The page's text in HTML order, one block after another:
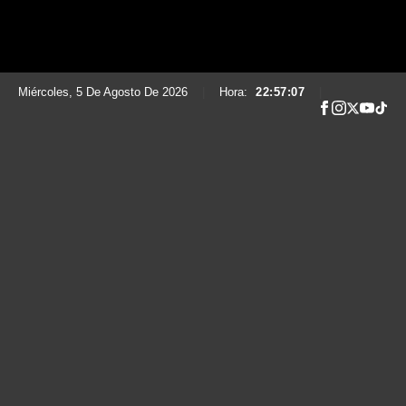
Miércoles, 5 De Agosto De 2026 Hora: 22:57:09